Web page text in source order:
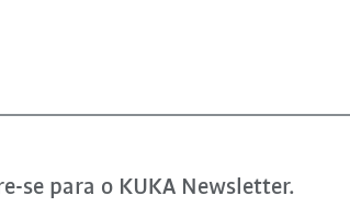
se para o KUKA Newsletter.